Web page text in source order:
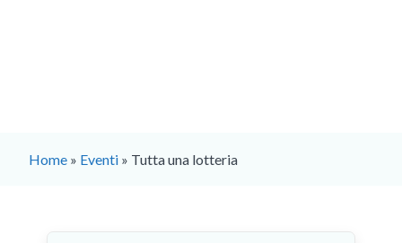
Home » Eventi » Tutta una lotteria